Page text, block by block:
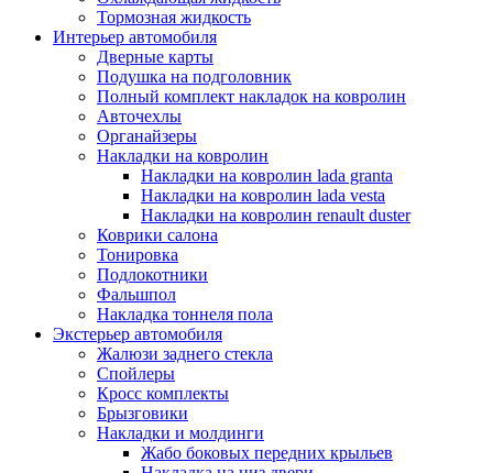
Тормозная жидкость
Интерьер автомобиля
Дверные карты
Подушка на подголовник
Полный комплект накладок на ковролин
Авточехлы
Органайзеры
Накладки на ковролин
Накладки на ковролин lada granta
Накладки на ковролин lada vesta
Накладки на ковролин renault duster
Коврики салона
Тонировка
Подлокотники
Фальшпол
Накладка тоннеля пола
Экстерьер автомобиля
Жалюзи заднего стекла
Спойлеры
Кросс комплекты
Брызговики
Накладки и молдинги
Жабо боковых передних крыльев